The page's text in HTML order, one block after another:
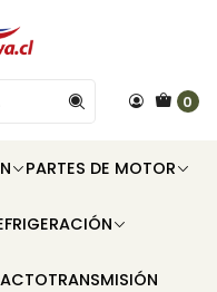
0
PARTES DE MOTOR
TRANSMISIÓN